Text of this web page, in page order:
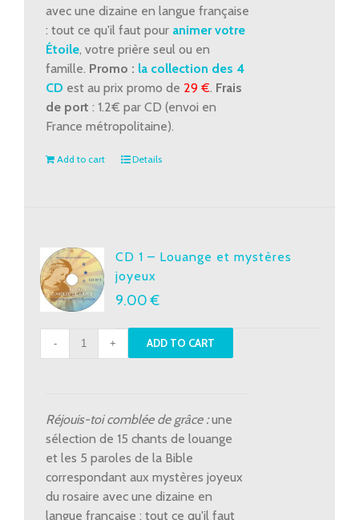
avec une dizaine en langue française
: tout ce qu'il faut pour animer votre
Étoile, votre prière seul ou en
famille. Promo : la collection des 4
CD est au prix promo de 29 €. Frais
de port : 1.2€ par CD (envoi en
France métropolitaine).
Add to cart Details
CD 1 – Louange et mystères
joyeux
9.00€
CD
et
mystères
joyeux
quantity
ADD TO CART
Réjouis-toi comblée de grâce :une
sélection de 15 chants de louange
et les 5 paroles de la Bible
correspondant aux mystères joyeux
du rosaire avec une dizaine en
langue française : tout ce qu'il faut